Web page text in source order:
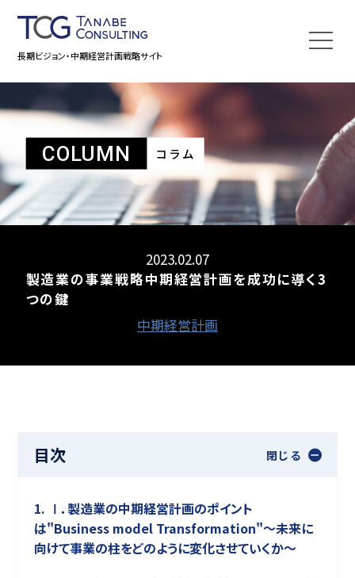
長期ビジョン・中期経営計画戦略サイト
COLUMN コラム
2023.02.07
製造業の事業戦略中期経営計画を成功に導く3
つの鍵
中期経営計画
目次 閉じる
1. Ⅰ．製造業の中期経営計画のポイント
は"Business model Transformation"～未来に
向けて事業の柱をどのように変化させていくか～